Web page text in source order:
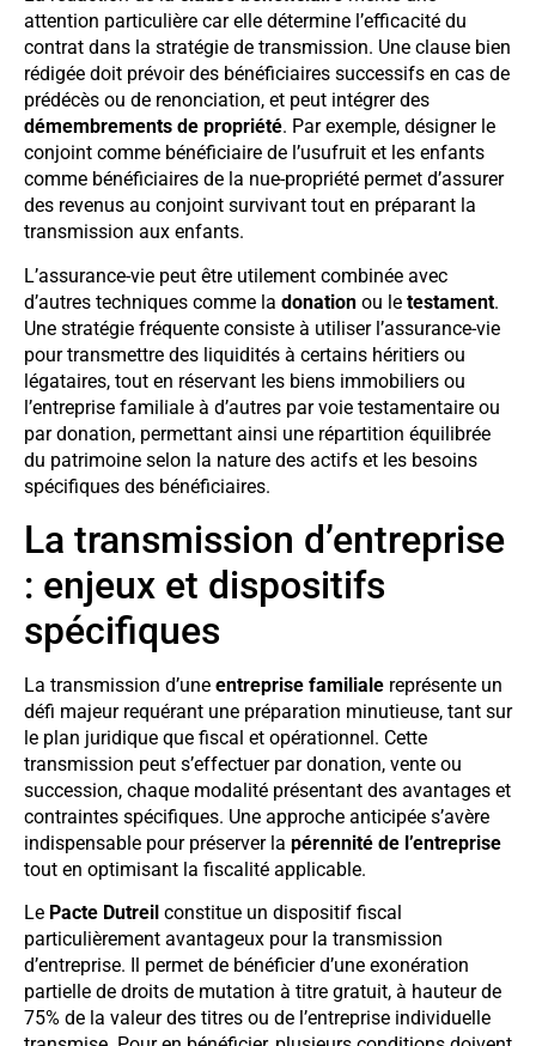
attention particulière car elle détermine l’efficacité du
contrat dans la stratégie de transmission. Une clause bien
rédigée doit prévoir des bénéficiaires successifs en cas de
prédécès ou de renonciation, et peut intégrer des
démembrements de propriété. Par exemple, désigner le
conjoint comme bénéficiaire de l’usufruit et les enfants
comme bénéficiaires de la nue-propriété permet d’assurer
des revenus au conjoint survivant tout en préparant la
transmission aux enfants.
L’assurance-vie peut être utilement combinée avec
d’autres techniques comme la donation ou le testament.
Une stratégie fréquente consiste à utiliser l’assurance-vie
pour transmettre des liquidités à certains héritiers ou
légataires, tout en réservant les biens immobiliers ou
l’entreprise familiale à d’autres par voie testamentaire ou
par donation, permettant ainsi une répartition équilibrée
du patrimoine selon la nature des actifs et les besoins
spécifiques des bénéficiaires.
La transmission d’entreprise
: enjeux et dispositifs
spécifiques
La transmission d’une entreprise familiale représente un
défi majeur requérant une préparation minutieuse, tant sur
le plan juridique que fiscal et opérationnel. Cette
transmission peut s’effectuer par donation, vente ou
succession, chaque modalité présentant des avantages et
contraintes spécifiques. Une approche anticipée s’avère
indispensable pour préserver la pérennité de l’entreprise
tout en optimisant la fiscalité applicable.
Le Pacte Dutreil constitue un dispositif fiscal
particulièrement avantageux pour la transmission
d’entreprise. Il permet de bénéficier d’une exonération
partielle de droits de mutation à titre gratuit, à hauteur de
75% de la valeur des titres ou de l’entreprise individuelle